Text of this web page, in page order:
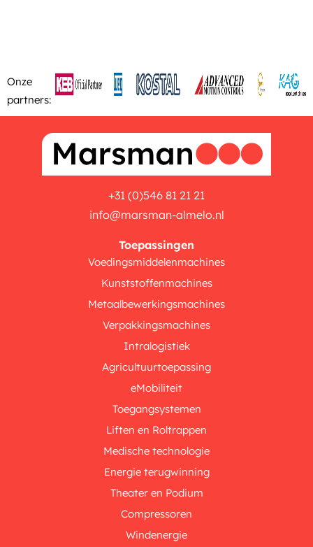
Onze
partners:
+31 (0)546 81 21 21
info@marsman-almelo.nl
Toepassingen
Voedingsmiddelenmachines
Kunststoffenmachines
Metaalbewerkingsmachines
Verpakkingsmachines
Intralogistiek
Agricultuurtoepassing
eMobiliteit
Toegangsystemen
Liften en Roltrappen
Medische technologie
Energie terugwinning
Theater en Podium
Compressoren
Windenergie